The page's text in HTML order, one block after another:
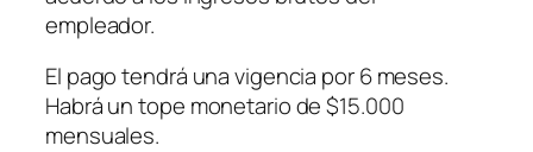
empleador.
El pago tendrá una vigencia por 6 meses.
Habrá un tope monetario de $15.000
mensuales.